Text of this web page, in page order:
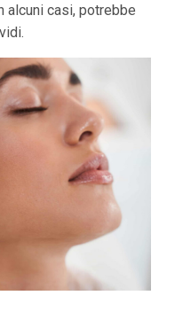
alcuni casi, potrebbe